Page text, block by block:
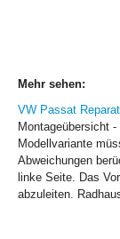
Mehr sehen:
VW Passat
Montageübersicht
Modellvariante
Abweichungen
linke Seite. Das
abzuleiten.